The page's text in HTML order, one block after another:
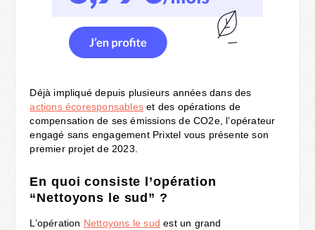
Déjà impliqué depuis plusieurs années dans des
actions écoresponsables et des opérations de
compensation de ses émissions de CO2e, l’opérateur
engagé sans engagement Prixtel vous présente son
premier projet de 2023.
En quoi consiste l’opération
“Nettoyons le sud” ?
L’opération Nettoyons le sud est un grand